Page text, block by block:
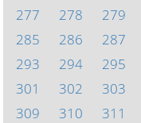
277
278 279
285
286 287
293
294 295
301
302 303
309
310 311